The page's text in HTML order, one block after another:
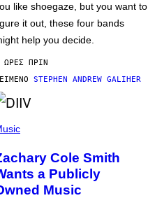
like shoegaze, but you want to
it out, these four bands
help you decide.
ΏΡΕΣ ΠΡΙΝ
STEPHEN ANDREW GALIHER
Cole Smith
a Publicly
Music